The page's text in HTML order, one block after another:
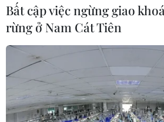
Bất cập việc ngừng giao
rừng ở Nam Cát Tiên